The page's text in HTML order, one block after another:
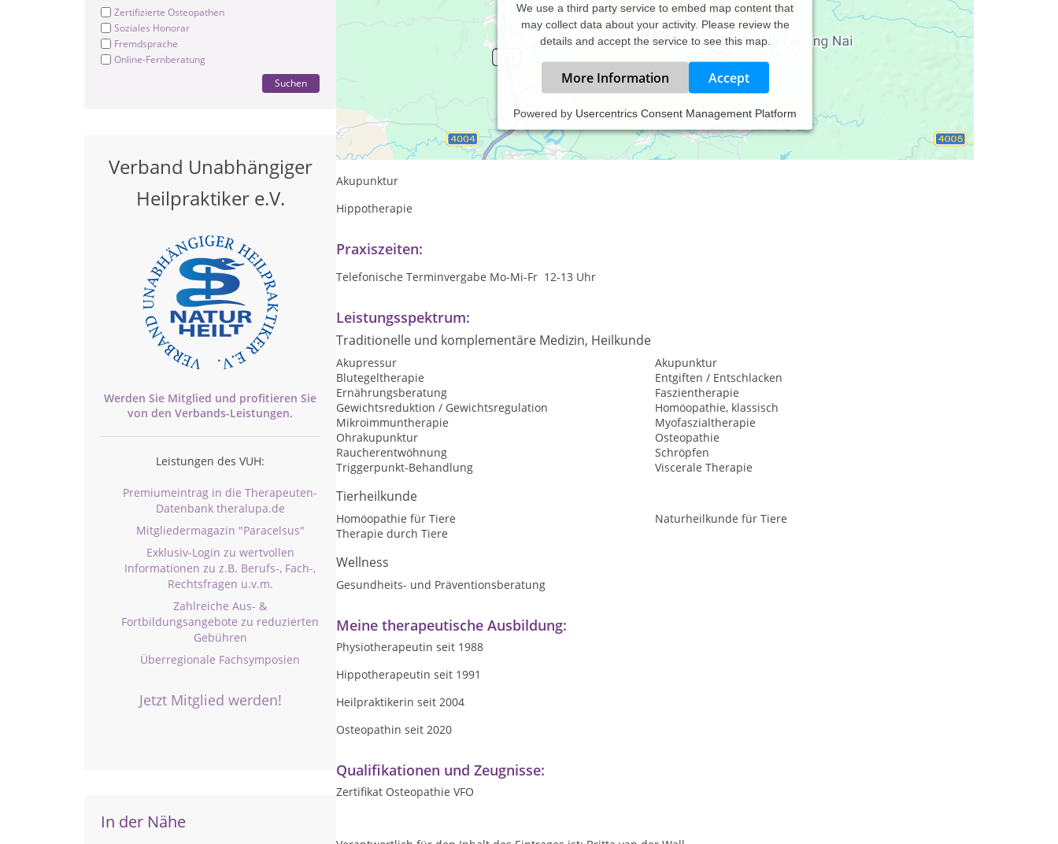
Zertifizierte Osteopathen
Soziales Honorar
Fremdsprache
Online-Fernberatung
Suchen
Verband Unabhängiger
Heilpraktiker e.V.
Werden Sie Mitglied und profitieren Sie
von den Verbands-Leistungen.
Leistungen des VUH:
Premiumeintrag in die Therapeuten-
Datenbank theralupa.de
Mitgliedermagazin "Paracelsus"
Exklusiv-Login zu wertvollen
Informationen zu z.B. Berufs-, Fach-,
Rechtsfragen u.v.m.
Zahlreiche Aus- &
Fortbildungsangebote zu reduzierten
Gebühren
Überregionale Fachsymposien
Jetzt Mitglied werden!
In der Nähe
We use a third party service to embed map content that
may collect data about your activity. Please review the
details and accept the service to see this map.
More Information Accept
Powered by Usercentrics Consent Management Platform
Osteopathie
Physiotherapie
Akupunktur
Hippotherapie
Praxiszeiten:
Telefonische Terminvergabe Mo-Mi-Fr 12-13 Uhr
Leistungsspektrum:
Traditionelle und komplementäre Medizin, Heilkunde
Akupressur
Akupunktur
Blutegeltherapie
Entgiften / Entschlacken
Ernährungsberatung
Faszientherapie
Gewichtsreduktion / Gewichtsregulation
Homöopathie, klassisch
Mikroimmuntherapie
Myofaszialtherapie
Ohrakupunktur
Osteopathie
Raucherentwöhnung
Schröpfen
Triggerpunkt-Behandlung
Viscerale Therapie
Tierheilkunde
Homöopathie für Tiere
Naturheilkunde für Tiere
Therapie durch Tiere
Wellness
Gesundheits- und Präventionsberatung
Meine therapeutische Ausbildung:
Physiotherapeutin seit 1988
Hippotherapeutin seit 1991
Heilpraktikerin seit 2004
Osteopathin seit 2020
Qualifikationen und Zeugnisse:
Zertifikat Osteopathie VFO